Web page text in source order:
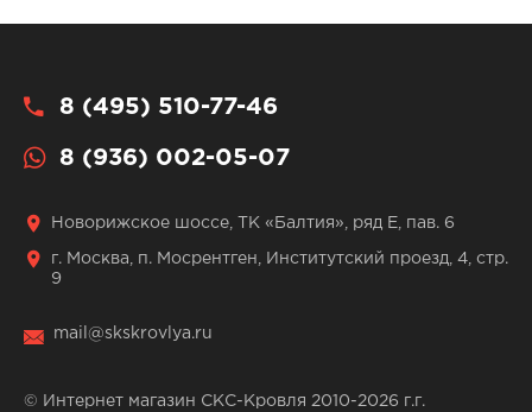
8 (495) 510-77-46
8 (936) 002-05-07
Новорижское шоссе, ТК «Балтия», ряд Е, пав. 6
г. Москва, п. Мосрентген, Институтский проезд, 4, стр.
9
mail@skskrovlya.ru
© Интернет магазин СКС-Кровля 2010-2026 г.г.